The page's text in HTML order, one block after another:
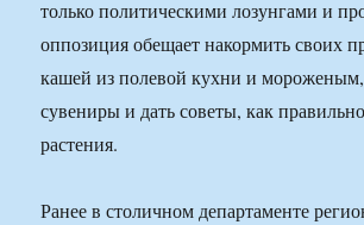
только политическими лозунгами и
оппозиция обещает накормить своих
кашей из полевой кухни и
сувениры и дать советы, как
растения.
Ранее в столичном департаменте